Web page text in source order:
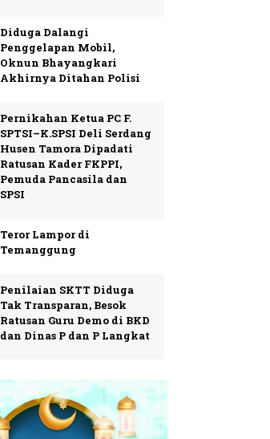
Diduga Dalangi
Penggelapan Mobil,
Oknun Bhayangkari
Akhirnya Ditahan Polisi
Pernikahan Ketua PC F.
SPTSI–K.SPSI Deli Serdang
Husen Tamora Dipadati
Ratusan Kader FKPPI,
Pemuda Pancasila dan
SPSI
Teror Lampor di
Temanggung
Penilaian SKTT Diduga
Tak Transparan, Besok
Ratusan Guru Demo di BKD
dan Dinas P dan P Langkat